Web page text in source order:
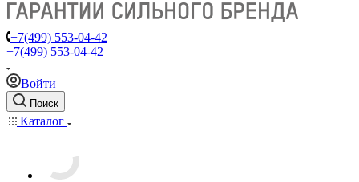
+7(499) 553-04-42
+7(499) 553-04-42
Войти
Поиск
Каталог